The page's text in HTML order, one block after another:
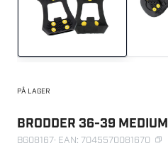
PÅ LAGER
BRODDER 36-39 MEDIUM
BG08167· EAN: 7045570081670